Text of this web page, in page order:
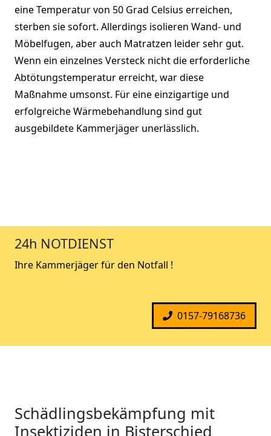
eine Temperatur von 50 Grad Celsius erreichen,
sterben sie sofort. Allerdings isolieren Wand- und
Möbelfugen, aber auch Matratzen leider sehr gut.
Wenn ein einzelnes Versteck nicht die erforderliche
Abtötungstemperatur erreicht, war diese
Maßnahme umsonst. Für eine einzigartige und
erfolgreiche Wärmebehandlung sind gut
ausgebildete Kammerjäger unerlässlich.
24h NOTDIENST
Ihre Kammerjäger für den Notfall !
0157-79168736
Schädlingsbekämpfung mit
Insektiziden in Bisterschied